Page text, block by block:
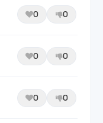
0 0
0 0
0 0